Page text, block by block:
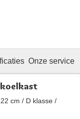
Onze service
koelkast
cm / D klasse /